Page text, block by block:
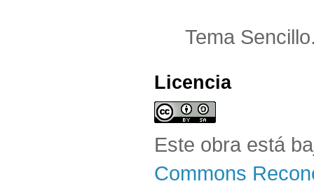
Tema
Licencia
Este obra está
Commons